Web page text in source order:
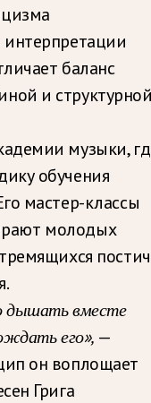
баланс
и
музыки,
обучения
мастер-классы
молодых
дышать вместе
его», —
он воплощает
Грига